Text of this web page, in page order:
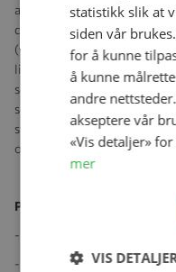
anledning og passer godt
driver med
(vannsport, på stranden, på
linsene er polariserte, grå
solbriller respekterer de
skaper bedre kontrast og
stengene gjør at brillen kan
og justerbar silikonreim
Produktegenskaper:
- Beskytter mot
- Polariserte linser med
statistikk slik at
siden vår
for å kunne
å kunne
andre
akseptere vår
«Vis detaljer»
mer
VIS